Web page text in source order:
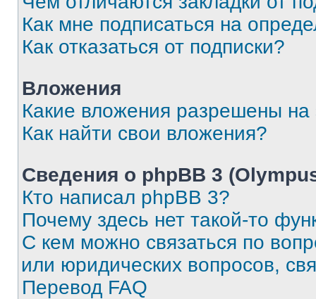
Как мне подписаться на
Как отказаться от подписки?
Вложения
Какие вложения разрешены
Как найти свои вложения?
Сведения о phpBB 3
Кто написал phpBB 3?
Почему здесь нет такой-то
С кем можно связаться по
или юридических вопросов,
Перевод FAQ